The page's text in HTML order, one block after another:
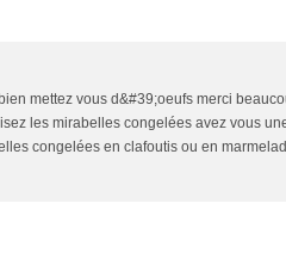
mettez vous d&#39;oeufs merci
les mirabelles congelées avez vous
congelées en clafoutis ou en